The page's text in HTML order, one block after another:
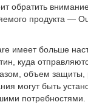
обратить
продукта —
имеет больше
куда
объем
могут быть
потребностями.